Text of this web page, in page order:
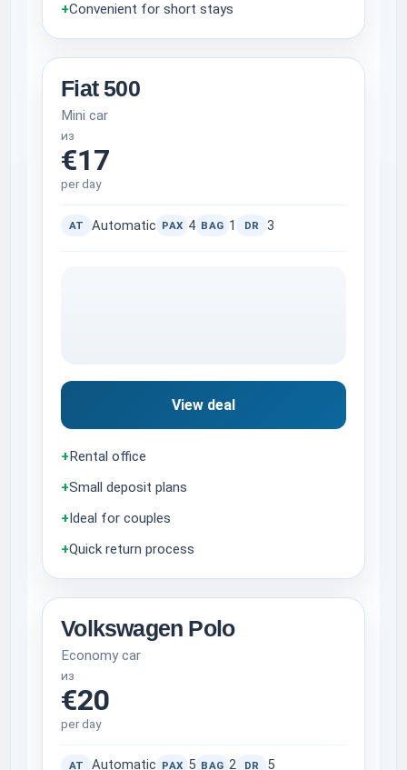
+Convenient for short stays
Fiat 500
Mini car
из
€17
per day
AT Automatic PAX 4 BAG 1 DR 3
View deal
+Rental office
+Small deposit plans
+Ideal for couples
+Quick return process
Volkswagen Polo
Economy car
из
€20
per day
AT Automatic PAX 5 BAG 2 DR 5